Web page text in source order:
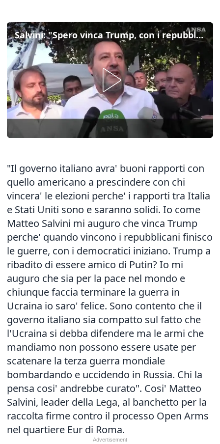
Salvini: "Spero vinca Trump, con i repubblicani le guerre finiscono"
"Il governo italiano avra' buoni rapporti con
quello americano a prescindere con chi
vincera' le elezioni perche' i rapporti tra Italia
e Stati Uniti sono e saranno solidi. Io come
Matteo Salvini mi auguro che vinca Trump
perche' quando vincono i repubblicani finisco
le guerre, con i democratici iniziano. Trump a
ribadito di essere amico di Putin? Io mi
auguro che sia per la pace nel mondo e
chiunque faccia terminare la guerra in
Ucraina io saro' felice. Sono contento che il
governo italiano sia compatto sul fatto che
l'Ucraina si debba difendere ma le armi che
mandiamo non possono essere usate per
scatenare la terza guerra mondiale
bombardando e uccidendo in Russia. Chi la
pensa cosi' andrebbe curato". Cosi' Matteo
Salvini, leader della Lega, al banchetto per la
raccolta firme contro il processo Open Arms
nel quartiere Eur di Roma.